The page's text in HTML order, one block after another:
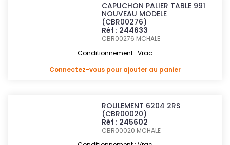
CAPUCHON PALIER TABLE 991
NOUVEAU MODELE
(CBR00276)
Réf : 244633
CBR00276 MCHALE
Conditionnement : Vrac
Connectez-vous pour ajouter au panier
ROULEMENT 6204 2RS
(CBR00020)
Réf : 245602
CBR00020 MCHALE